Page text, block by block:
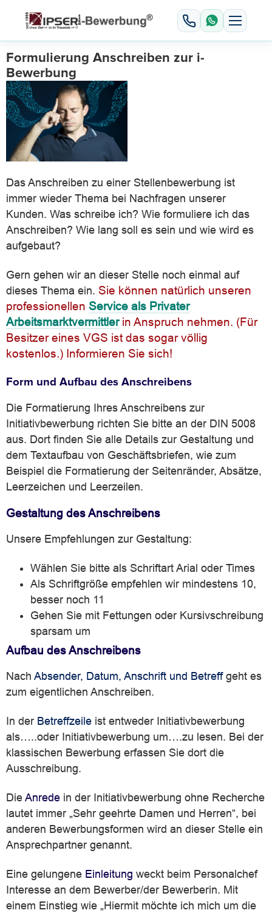
Formulierung Anschreiben zur i-
Bewerbung
Das Anschreiben zu einer Stellenbewerbung ist
immer wieder Thema bei Nachfragen unserer
Kunden. Was schreibe ich? Wie formuliere ich das
Anschreiben? Wie lang soll es sein und wie wird es
aufgebaut?
Gern gehen wir an dieser Stelle noch einmal auf
dieses Thema ein. Sie können natürlich unseren
professionellen Service als Privater
Arbeitsmarktvermittlerin Anspruch nehmen. (Für
Besitzer eines VGS ist das sogar völlig
kostenlos.) Informieren Sie sich!
Form und Aufbau des Anschreibens
Die Formatierung Ihres Anschreibens zur
Initiativbewerbung richten Sie bitte an der DIN 5008
aus. Dort finden Sie alle Details zur Gestaltung und
dem Textaufbau von Geschäftsbriefen, wie zum
Beispiel die Formatierung der Seitenränder, Absätze,
Leerzeichen und Leerzeilen.
Gestaltung des Anschreibens
Unsere Empfehlungen zur Gestaltung:
Wählen Sie bitte als Schriftart Arial oder Times
Als Schriftgröße empfehlen wir mindestens 10,
besser noch 11
Gehen Sie mit Fettungen oder Kursivschreibung
sparsam um
Aufbau des Anschreibens
Nach Absender, Datum, Anschrift und Betreffgeht es
zum eigentlichen Anschreiben.
In der Betreffzeile ist entweder Initiativbewerbung
als…..oder Initiativbewerbung um….zu lesen. Bei der
klassischen Bewerbung erfassen Sie dort die
Ausschreibung.
Die Anrede in der Initiativbewerbung ohne Recherche
lautet immer „Sehr geehrte Damen und Herren“, bei
anderen Bewerbungsformen wird an dieser Stelle ein
Ansprechpartner genannt.
Eine gelungene Einleitung weckt beim Personalchef
Interesse an dem Bewerber/der Bewerberin. Mit
einem Einstieg wie „Hiermit möchte ich mich um die